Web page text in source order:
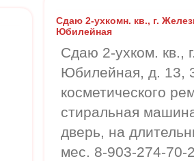
Сдаю 2-ухкомн. кв., г.
Юбилейная
Сдаю 2-ухком. кв.,
Юбилейная, д. 13,
косметического
стиральная
дверь, на
мес. 8-903-274-70-